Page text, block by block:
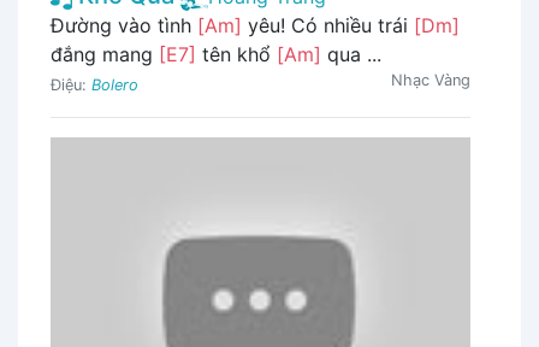
Đường vào tình [Am] yêu! Có nhiều trái [Dm]
đắng mang [E7] tên khổ [Am] qua ...
Điệu: Bolero Nhạc Vàng